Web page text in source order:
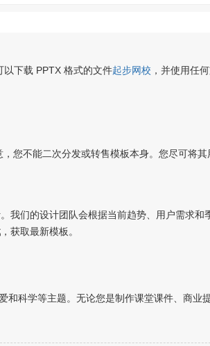
以下载 PPTX 格式的文件起步网校 ，并使用任
您不能二次分发或转售模板本身。您尽可将其
我们的设计团队会根据当前趋势、用户需求和
，获取最新模板。
和科学等主题。无论您是制作课堂课件、商业